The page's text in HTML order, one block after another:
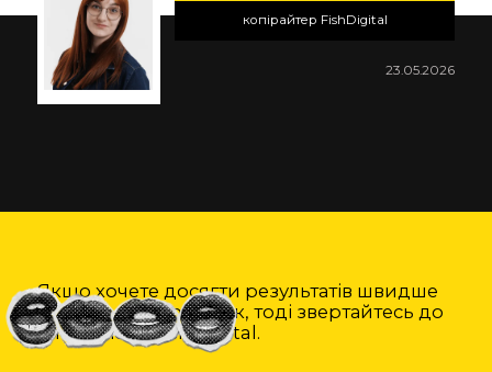
копірайтер FishDigital
23.05.2026
Якщо хочете досягти результатів швидше
та уникнути помилок, тоді звертайтесь до
спеціалістів Fish Digital.